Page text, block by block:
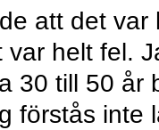
att det var
var helt fel.
30 till 50 år
förstås inte